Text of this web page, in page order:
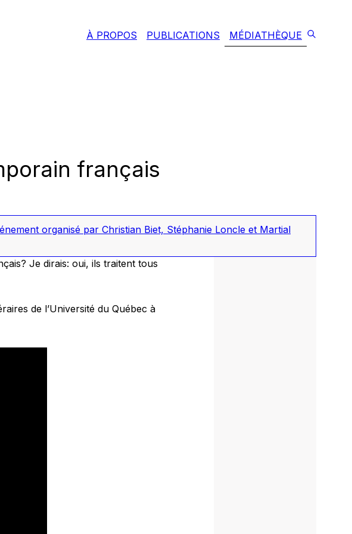
À PROPOS PUBLICATIONS MÉDIATHÈQUE
français
organisé par Christian Biet, Stéphanie Loncle et Martial
Je dirais: oui, ils traitent tous
de l’Université du Québec à